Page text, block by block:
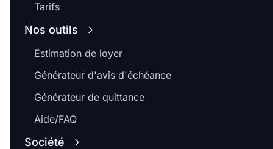
Tarifs
Nos outils
Estimation de loyer
Générateur d'avis d'échéance
Générateur de quittance
Aide/FAQ
Société